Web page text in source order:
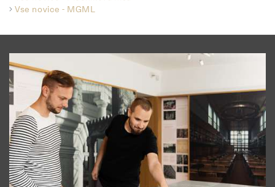
Vse novice - MGML